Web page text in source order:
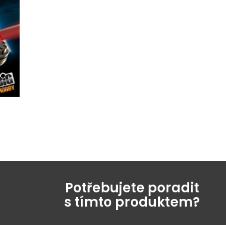
Potřebujete poradit
s tímto produktem?